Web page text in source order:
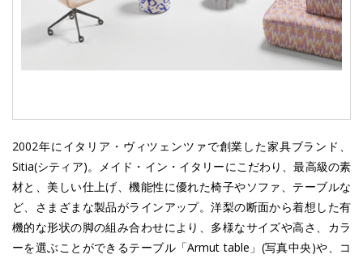
2002年にイタリア・ヴィツェンツァで創業した家具ブランド、
Sitia(シティア)。メイド・イン・イタリーにこだわり、最高級の素
材と、美しい仕上げ、機能性に優れた椅子やソファ、テーブルな
ど、さまざまな製品がラインアップ。洋梨の断面から着想した有
機的な形状の脚の組み合わせにより、多様なサイズや高さ、カラ
ーを選ぶことができるテーブル「Armut table」(写真中央)や、コ